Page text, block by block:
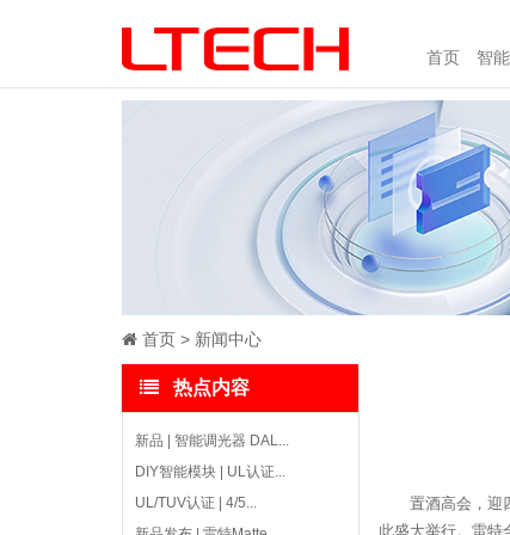
首页 智
首页 新闻中心
热点内容
新品 | 智能调光器 DAL...
DIY智能模块 | UL认证...
UL/TUV认证 | 4/5...
置酒高会，迎
此盛大举行。雷特